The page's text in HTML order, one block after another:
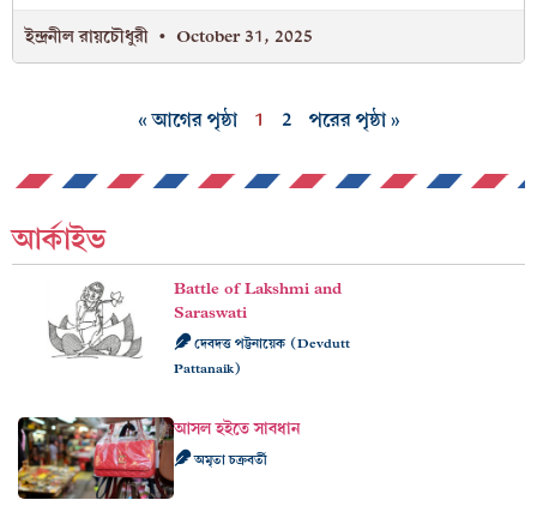
ইন্দ্রনীল রায়চৌধুরী October 31, 2025
« আগের পৃষ্ঠা 1 2 পরের পৃষ্ঠা »
আর্কাইভ
Battle of Lakshmi and
Saraswati
দেবদত্ত পট্টনায়েক (Devdutt
Pattanaik)
আসল হইতে সাবধান
অমৃতা চক্রবর্তী